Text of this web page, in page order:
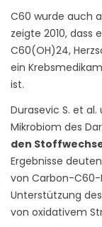
C60 wurde auch
zeigte 2010, dass
C60(OH)24,
ein
ist.
Durasevic S. et
Mikrobiom des
den
Ergebnisse
von Carbon-
Unterstützung
von oxidativem